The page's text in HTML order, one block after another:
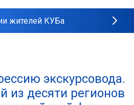
жителей КУБа
интервью
экскурсовода.
из десяти регионов